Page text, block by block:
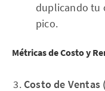
duplicando tu
pico.
Métricas de Costo y
Costo de Ventas